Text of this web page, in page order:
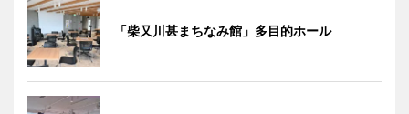
「柴又川甚まちなみ館」多目的ホール